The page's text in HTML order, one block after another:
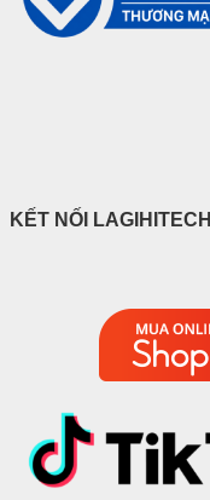
KẾT NỐI LAGIHITECH